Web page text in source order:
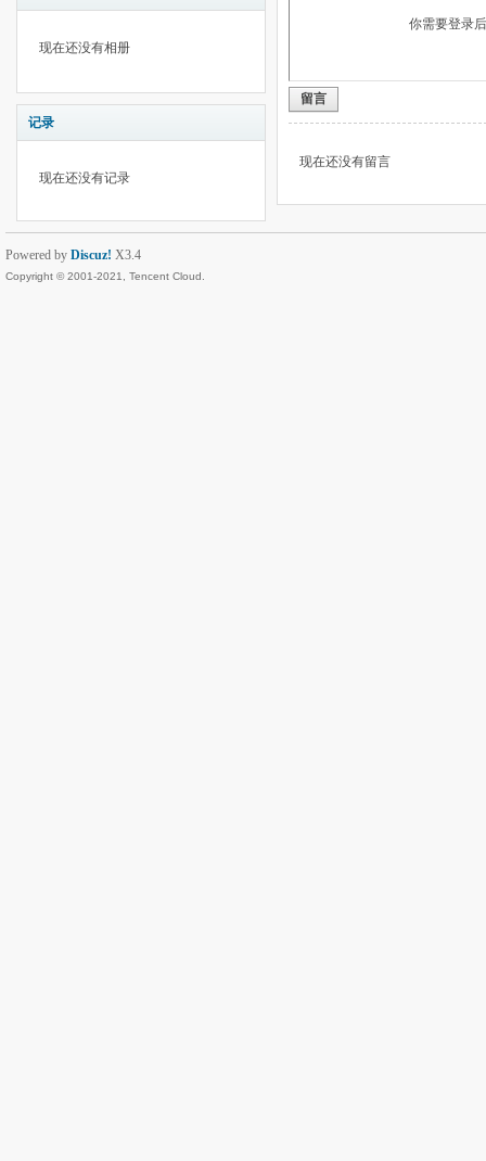
现在还没有相册
记录
现在还没有记录
你需要登录
留言
现在还没有留言
Powered by Discuz! X3.4
Copyright © 2001-2021, Tencent Cloud.